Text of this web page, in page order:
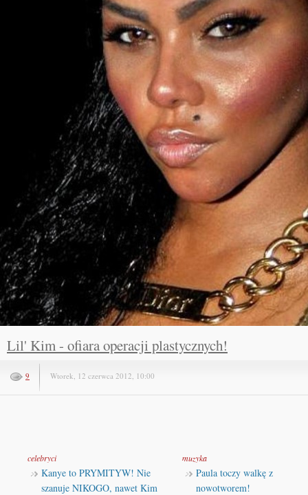
Lil' Kim - ofiara operacji plastycznych!
9 Wtorek, 12 czerwca 2012, 10:00
celebryci
Kanye to PRYMITYW! Nie
szanuje NIKOGO, nawet Kim
muzyka
Paula toczy walkę z
nowotworem!